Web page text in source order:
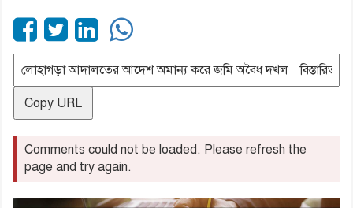
Copy URL
Comments could not be loaded. Please refresh the
page and try again.